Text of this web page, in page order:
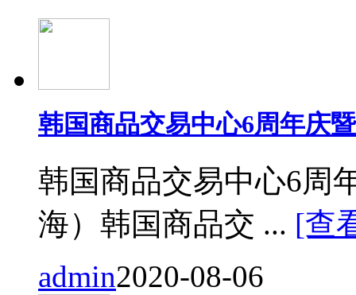
韩国商品交易中心6周年庆
韩国商品交易中心6周
海）韩国商品交 ... [查
admin2020-08-06